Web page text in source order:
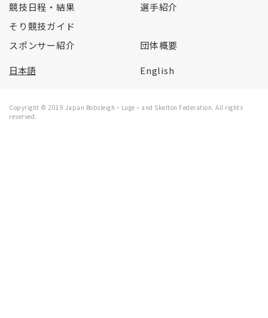
競技日程・結果
選手紹介
そり競技ガイド
スポンサー紹介
団体概要
日本語
English
Copyright © 2019 Japan Bobsleigh・Luge・and Skelton Federation. All rights
reserved.